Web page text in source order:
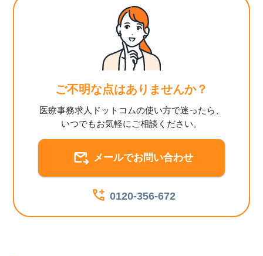
ご不明な点はありませんか？
医療事務求人ドットコムの使い方で迷ったら、
いつでもお気軽にご相談ください。
メールでお問い合わせ
0120-356-672